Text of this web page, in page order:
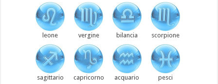
leone vergine bilancia scorpione
sagittario capricorno acquario pesci